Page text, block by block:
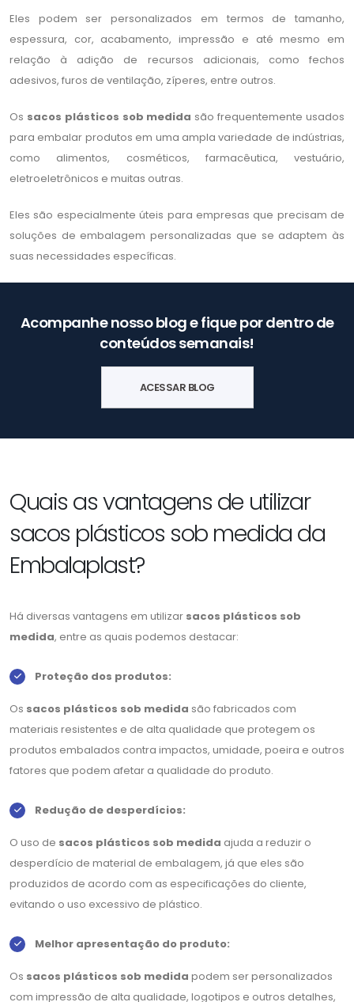
Eles podem ser personalizados em termos de tamanho,
espessura, cor, acabamento, impressão e até mesmo em
relação à adição de recursos adicionais, como fechos
adesivos, furos de ventilação, zíperes, entre outros.
Os sacos plásticos sob medida são frequentemente usados
para embalar produtos em uma ampla variedade de indústrias,
como alimentos, cosméticos, farmacêutica, vestuário,
eletroeletrônicos e muitas outras.
Eles são especialmente úteis para empresas que precisam de
soluções de embalagem personalizadas que se adaptem às
suas necessidades específicas.
Acompanhe nosso blog e fique por dentro de
conteúdos semanais!
ACESSAR BLOG
Quais as vantagens de utilizar
sacos plásticos sob medida da
Embalaplast?
Há diversas vantagens em utilizar sacos plásticos sob
medida, entre as quais podemos destacar:
Proteção dos produtos:
Os sacos plásticos sob medida são fabricados com
materiais resistentes e de alta qualidade que protegem os
produtos embalados contra impactos, umidade, poeira e outros
fatores que podem afetar a qualidade do produto.
Redução de desperdícios:
O uso de sacos plásticos sob medida ajuda a reduzir o
desperdício de material de embalagem, já que eles são
produzidos de acordo com as especificações do cliente,
evitando o uso excessivo de plástico.
Melhor apresentação do produto:
Os sacos plásticos sob medida podem ser personalizados
com impressão de alta qualidade, logotipos e outros detalhes,